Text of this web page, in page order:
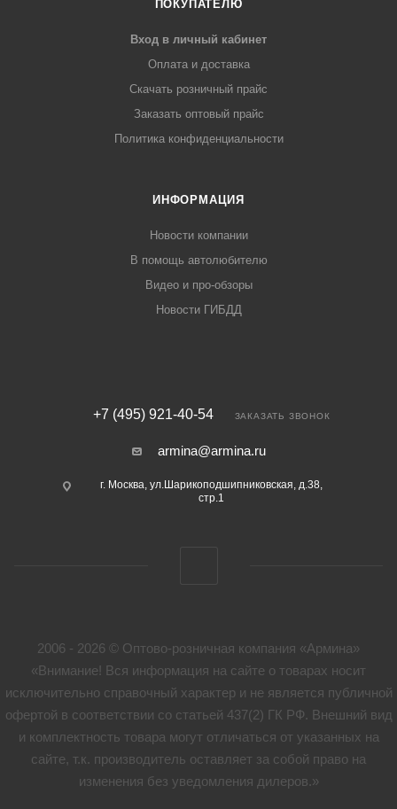
ПОКУПАТЕЛЮ
Вход в личный кабинет
Оплата и доставка
Скачать розничный прайс
Заказать оптовый прайс
Политика конфиденциальности
ИНФОРМАЦИЯ
Новости компании
В помощь автолюбителю
Видео и про-обзоры
Новости ГИБДД
+7 (495) 921-40-54 ЗАКАЗАТЬ ЗВОНОК
armina@armina.ru
г. Москва, ул.Шарикоподшипниковская, д.38,
стр.1
2006 - 2026 © Оптово-розничная компания «Армина»
«Внимание! Вся информация на сайте о товарах носит
исключительно справочный характер и не является публичной
офертой в соответствии со статьей 437(2) ГК РФ. Внешний вид
и комплектность товара могут отличаться от указанных на
сайте, т.к. производитель оставляет за собой право на
изменения без уведомления дилеров.»